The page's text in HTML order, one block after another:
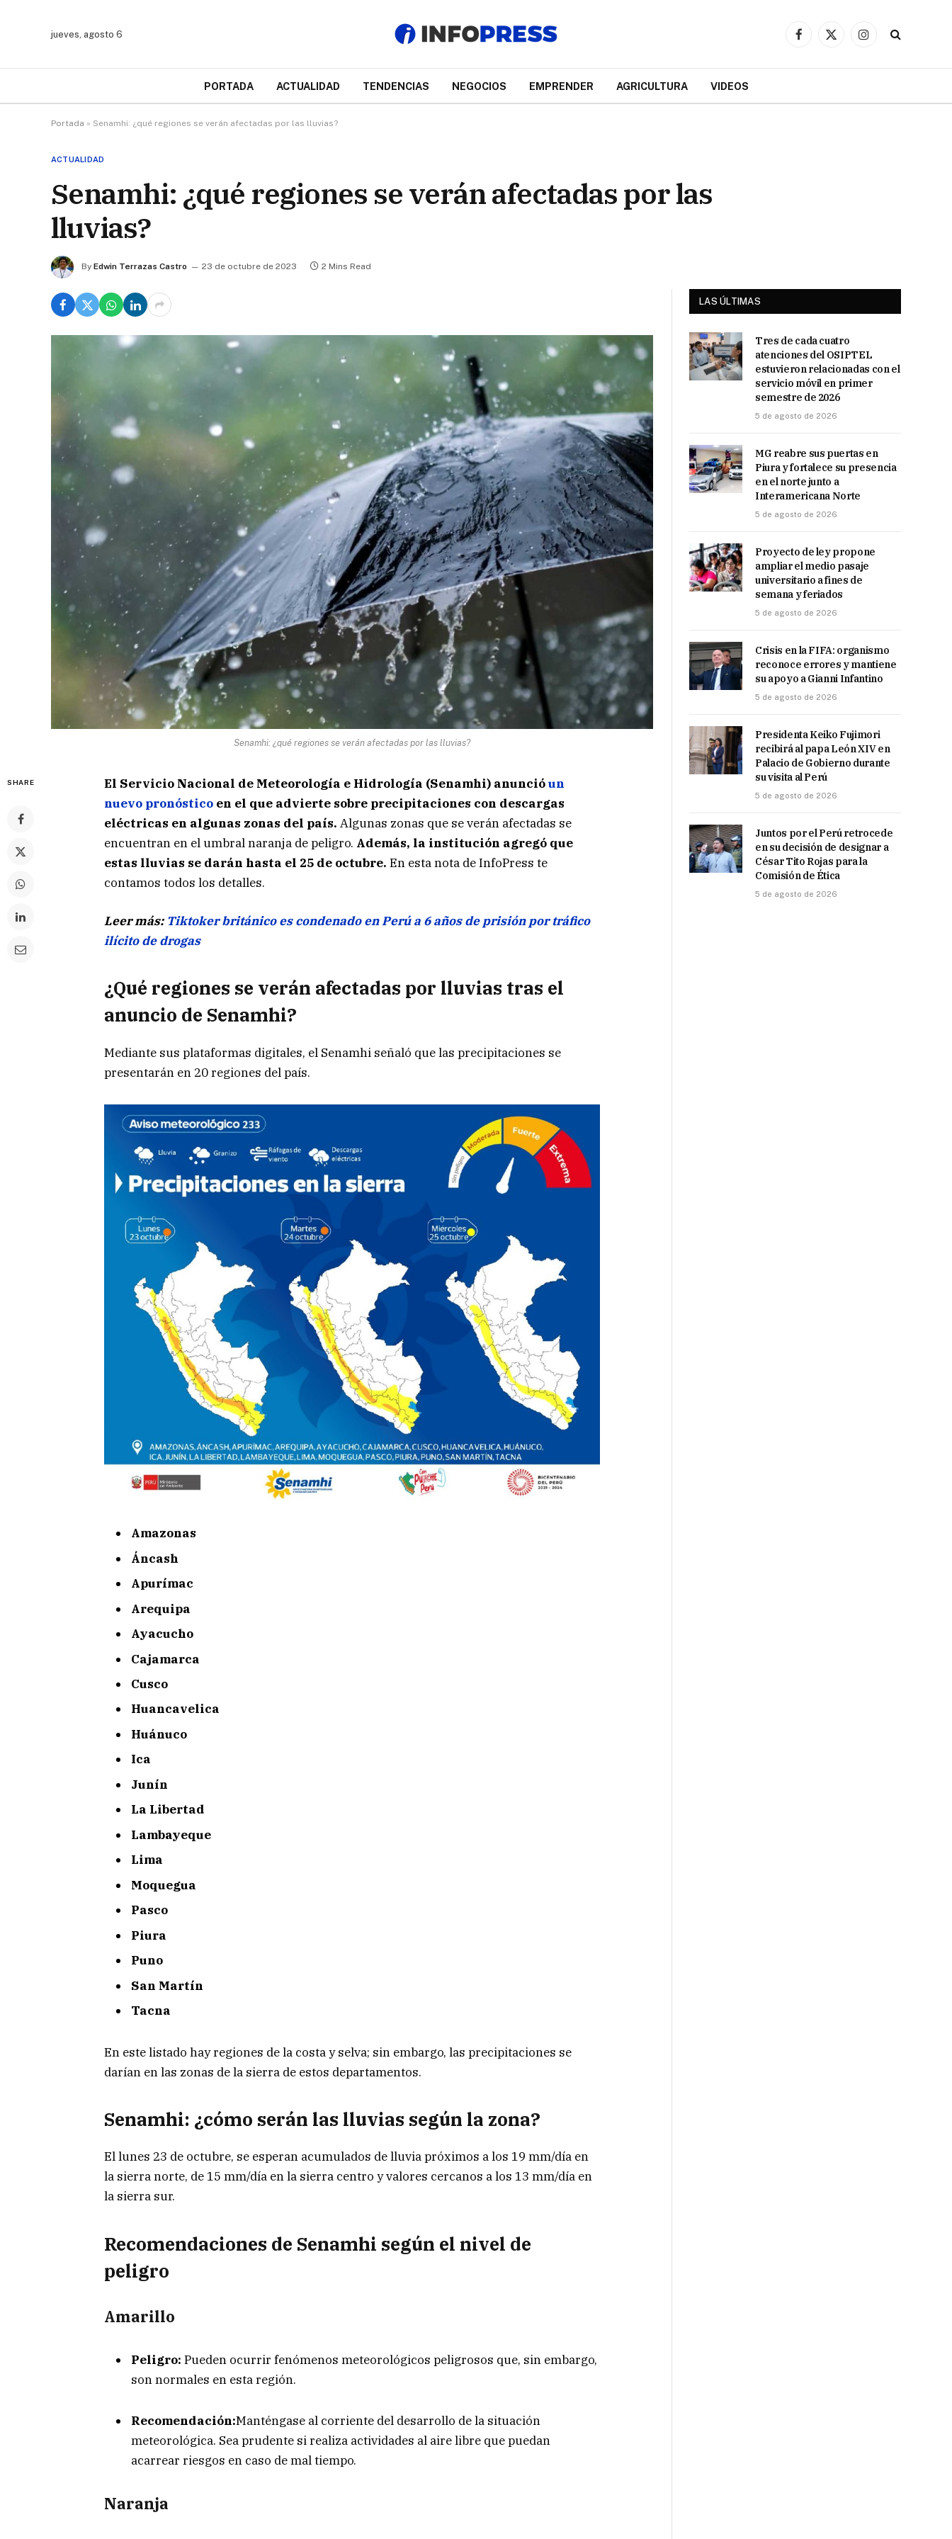
jueves, agosto 6
Facebook
X
Instagram
PORTADA ACTUALIDAD TENDENCIAS NEGOCIOS EMPRENDER AGRICULTURA VIDEOS
Portada » Senamhi: ¿qué regiones se verán afectadas por las lluvias?
ACTUALIDAD
Senamhi: ¿qué regiones se verán afectadas por las
lluvias?
By Edwin Terrazas Castro 23 de octubre de 2023 2 Mins Read
Senamhi: ¿qué regiones se verán afectadas por las lluvias?
SHARE El Servicio Nacional de Meteorología e Hidrología (Senamhi) anuncióun
nuevo pronóstico en el que advierte sobre precipitaciones con descargas
eléctricas en algunas zonas del país. Algunas zonas que se verán afectadas se
encuentran en el umbral naranja de peligro. Además, la institución agregó que
estas lluvias se darán hasta el 25 de octubre. En esta nota de InfoPress te
contamos todos los detalles.
Leer más: Tiktoker británico es condenado en Perú a 6 años de prisión por tráfico
ilícito de drogas
¿Qué regiones se verán afectadas por lluvias tras el
anuncio de Senamhi?
Mediante sus plataformas digitales, el Senamhi señaló que las precipitaciones se
presentarán en 20 regiones del país.
Amazonas
Áncash
Apurímac
Arequipa
Ayacucho
Cajamarca
Cusco
Huancavelica
Huánuco
Ica
Junín
La Libertad
Lambayeque
Lima
Moquegua
Pasco
Piura
Puno
San Martín
Tacna
En este listado hay regiones de la costa y selva; sin embargo, las precipitaciones se
darían en las zonas de la sierra de estos departamentos.
Senamhi: ¿cómo serán las lluvias según la zona?
El lunes 23 de octubre, se esperan acumulados de lluvia próximos a los 19 mm/día en
la sierra norte, de 15 mm/día en la sierra centro y valores cercanos a los 13 mm/día en
la sierra sur.
Recomendaciones de Senamhi según el nivel de
peligro
Amarillo
Peligro: Pueden ocurrir fenómenos meteorológicos peligrosos que, sin embargo,
son normales en esta región.
Recomendación:Manténgase al corriente del desarrollo de la situación
meteorológica. Sea prudente si realiza actividades al aire libre que puedan
acarrear riesgos en caso de mal tiempo.
Naranja
LAS ÚLTIMAS
Tres de cada cuatro
atenciones del OSIPTEL
estuvieron relacionadas con el
servicio móvil en primer
semestre de 2026
5 de agosto de 2026
MG reabre sus puertas en
Piura y fortalece su presencia
en el norte junto a
Interamericana Norte
5 de agosto de 2026
Proyecto de ley propone
ampliar el medio pasaje
universitario a fines de
semana y feriados
5 de agosto de 2026
Crisis en la FIFA: organismo
reconoce errores y mantiene
su apoyo a Gianni Infantino
5 de agosto de 2026
Presidenta Keiko Fujimori
recibirá al papa León XIV en
Palacio de Gobierno durante
su visita al Perú
5 de agosto de 2026
Juntos por el Perú retrocede
en su decisión de designar a
César Tito Rojas para la
Comisión de Ética
5 de agosto de 2026